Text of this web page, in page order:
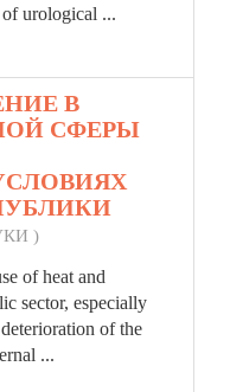
urological ...
В
СФЕРЫ
)
of heat and
sector, especially
of the
...